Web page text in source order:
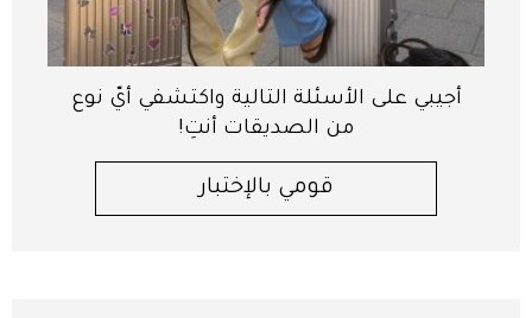
أجيبي على الأسئلة التالية واكتشفي أيّ نوع
من الصديقات أنتِ!
قومي بالإختبار